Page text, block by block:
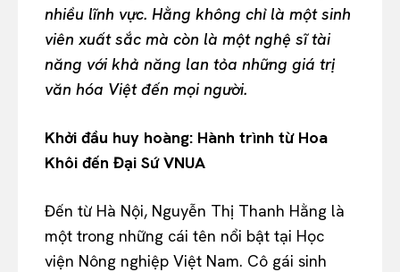
nhiều lĩnh vực. Hằng không chỉ là một sinh
viên xuất sắc mà còn là một nghệ sĩ tài
năng với khả năng lan tỏa những giá trị
văn hóa Việt đến mọi người.
Khởi đầu huy hoàng: Hành trình từ Hoa
Khôi đến Đại Sứ VNUA
Đến từ Hà Nội, Nguyễn Thị Thanh Hằng là
một trong những cái tên nổi bật tại Học
viện Nông nghiệp Việt Nam. Cô gái sinh